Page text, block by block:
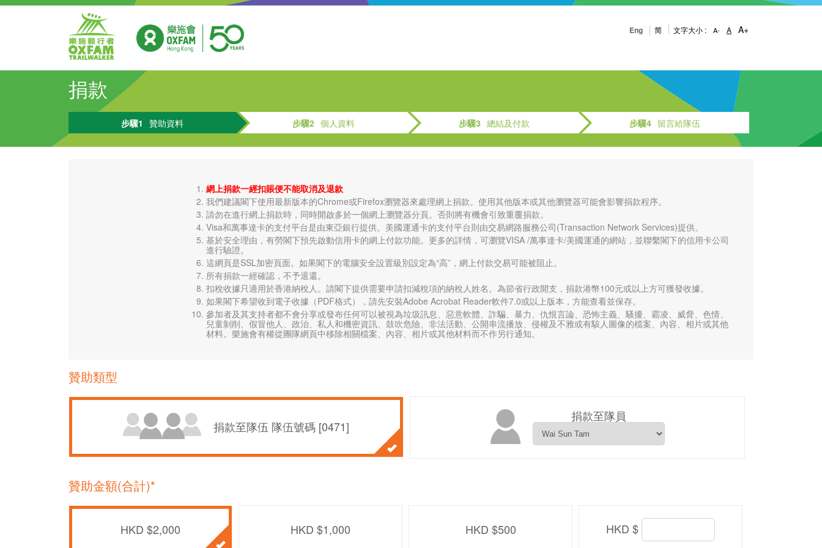
Eng 简 文字大小 : A- A A+
捐款
步驟1 贊助資料 步驟2 個人資料 步驟3 總結及付款 步驟4 留言給隊伍
網上捐款一經扣賬便不能取消及退款
我們建議閣下使用最新版本的Chrome或Firefox瀏覽器來處理網上捐款。使用其他版本或其他瀏覽器可能會影響捐款程序。
請勿在進行網上捐款時，同時開啟多於一個網上瀏覽器分頁。否則將有機會引致重覆捐款。
Visa和萬事達卡的支付平台是由東亞銀行提供。美國運通卡的支付平台則由交易網路服務公司(Transaction Network Services)提供。
基於安全理由，有勞閣下預先啟動信用卡的網上付款功能。更多的詳情，可瀏覽VISA /萬事達卡/美國運通的網站，並聯繫閣下的信用卡公司
進行驗證。
這網頁是SSL加密頁面。如果閣下的電腦安全設置級別設定為“高”，網上付款交易可能被阻止。
所有捐款一經確認，不予退還。
扣稅收據只適用於香港納稅人。請閣下提供需要申請扣減稅項的納稅人姓名。為節省行政開支，捐款港幣100元或以上方可獲發收據。
如果閣下希望收到電子收據（PDF格式），請先安裝Adobe Acrobat Reader軟件7.0或以上版本，方能查看並保存。
參加者及其支持者都不會分享或發布任何可以被視為垃圾訊息、惡意軟體、詐騙、暴力、仇恨言論、恐怖主義、騷擾、霸凌、威脅、色情、
兒童剝削、假冒他人、政治、私人和機密資訊、鼓吹危險、非法活動、公開串流播放、侵權及不雅或有駭人圖像的檔案、內容、相片或其他
材料。樂施會有權從團隊網頁中移除相關檔案、內容、相片或其他材料而不作另行通知。
贊助類型
捐款至隊伍 隊伍號碼 [0471]
捐款至隊員
贊助金額(合計)*
HKD $2,000 HKD $1,000 HKD $500 HKD $